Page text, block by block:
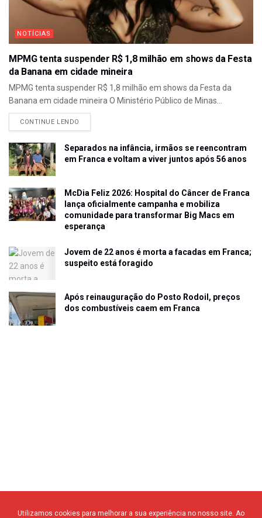
NOTÍCIAS
MPMG tenta suspender R$ 1,8 milhão em shows da Festa
da Banana em cidade mineira
MPMG tenta suspender R$ 1,8 milhão em shows da Festa da
Banana em cidade mineira O Ministério Público de Minas...
CONTINUE LENDO
Separados na infância, irmãos se reencontram
em Franca e voltam a viver juntos após 56 anos
McDia Feliz 2026: Hospital do Câncer de Franca
lança oficialmente campanha e mobiliza
comunidade para transformar Big Macs em
esperança
Jovem de 22 anos é morta a facadas em Franca;
suspeito está foragido
Após reinauguração do Posto Rodoil, preços
dos combustíveis caem em Franca